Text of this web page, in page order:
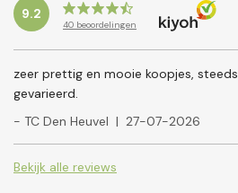
9.2
40 beoordelingen
zeer prettig en mooie koopjes, steeds
gevarieerd.
- TC Den Heuvel | 27-07-2026
Bekijk alle reviews